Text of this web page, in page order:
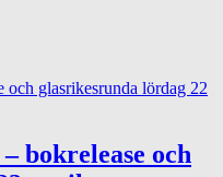
bokrelease och